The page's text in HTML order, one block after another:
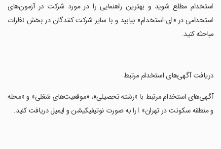
استخدام مطلع شوید و بهترین راهنمایی را در مورد شرکت در آزمون‌های
استخدامی در «ای-استخدام» بیابید و با سایر شرکت کنندگان در بخش نظرات
مباحثه کنید.
‏‏‏‏‏دریافت آگهی‌های استخدام مرتبط
‏‏‏‏‏‏آگهی‌های استخدام مرتبط با «رشته تحصیلی»، «موقعیت‌های شغلی» و «محله
و منطقه سکونت در تهران» ا را به صورت نوتیفیکیشن و ایمیل دریافت کنید.